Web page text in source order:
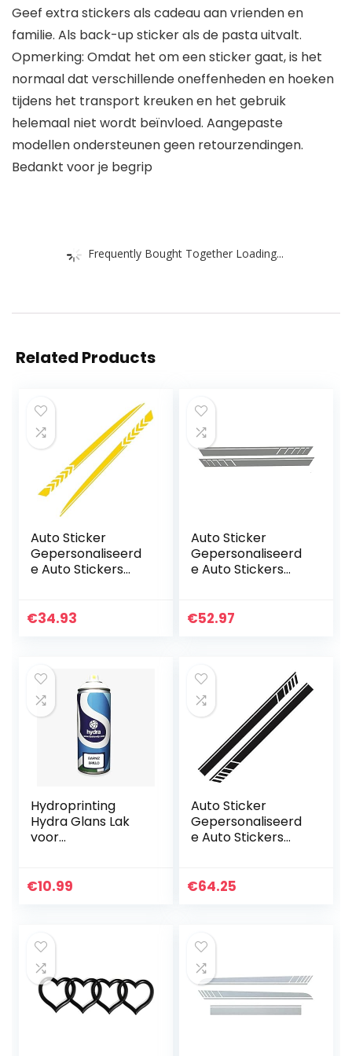
Geef extra stickers als cadeau aan vrienden en
familie. Als back-up sticker als de pasta uitvalt.
Opmerking: Omdat het om een sticker gaat, is het
normaal dat verschillende oneffenheden en hoeken
tijdens het transport kreuken en het gebruik
helemaal niet wordt beïnvloed. Aangepaste
modellen ondersteunen geen retourzendingen.
Bedankt voor je begrip
Frequently Bought Together Loading...
Related Products
Auto Sticker
Gepersonaliseerd
e Auto Stickers
Auto Styling Stick
€34.93
Auto Sticker
Gepersonaliseerd
e Auto Stickers
Styling Stick Auto
€52.97
Hydroprinting
Hydra Glans Lak
voor
€10.99
Auto Sticker
Gepersonaliseerd
e Auto Stickers
Styling Stick Auto
€64.25